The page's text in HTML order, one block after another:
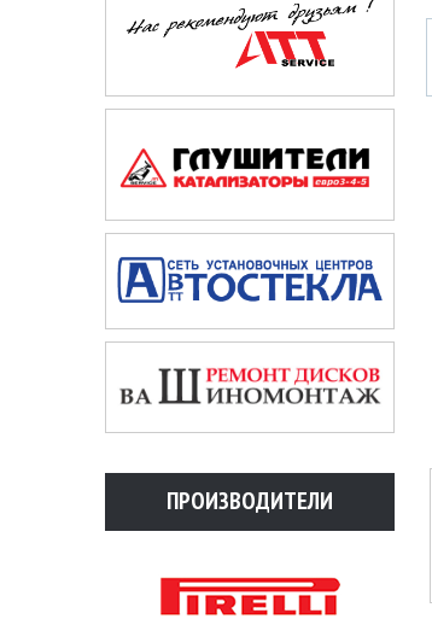
ПРОИЗВОДИТЕЛИ